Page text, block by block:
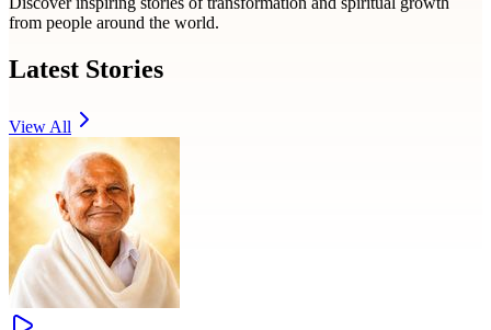
from people around the world.
Latest Stories
View All